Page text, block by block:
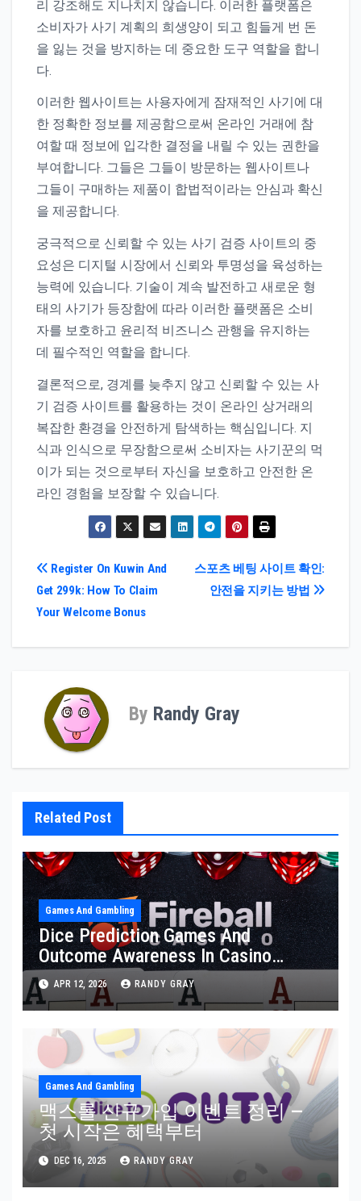
리 강조해도 지나치지 않습니다. 이러한 플랫폼은
소비자가 사기 계획의 희생양이 되고 힘들게 번 돈
을 잃는 것을 방지하는 데 중요한 도구 역할을 합니
다.
이러한 웹사이트는 사용자에게 잠재적인 사기에 대
한 정확한 정보를 제공함으로써 온라인 거래에 참
여할 때 정보에 입각한 결정을 내릴 수 있는 권한을
부여합니다. 그들은 그들이 방문하는 웹사이트나
그들이 구매하는 제품이 합법적이라는 안심과 확신
을 제공합니다.
궁극적으로 신뢰할 수 있는 사기 검증 사이트의 중
요성은 디지털 시장에서 신뢰와 투명성을 육성하는
능력에 있습니다. 기술이 계속 발전하고 새로운 형
태의 사기가 등장함에 따라 이러한 플랫폼은 소비
자를 보호하고 윤리적 비즈니스 관행을 유지하는
데 필수적인 역할을 합니다.
결론적으로, 경계를 늦추지 않고 신뢰할 수 있는 사
기 검증 사이트를 활용하는 것이 온라인 상거래의
복잡한 환경을 안전하게 탐색하는 핵심입니다. 지
식과 인식으로 무장함으로써 소비자는 사기꾼의 먹
이가 되는 것으로부터 자신을 보호하고 안전한 온
라인 경험을 보장할 수 있습니다.
Post
navigation
스포츠 베팅 사이트 확인:
안전을 지키는 방법
Register On Kuwin And
Get 299k: How To Claim
Your Welcome Bonus
By Randy Gray
Related Post
Games And Gambling
Dice Prediction Games And
Outcome Awareness In Casino
Fireball Environments
APR 12, 2026 RANDY GRAY
Games And Gambling
맥스롤 신규가입 이벤트 정리 —
첫 시작은 혜택부터
DEC 16, 2025 RANDY GRAY